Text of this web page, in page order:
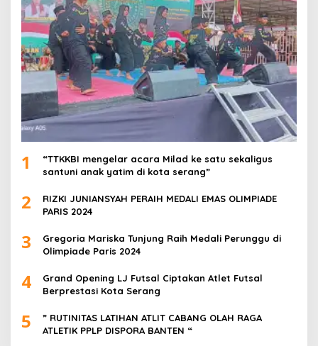
1
“TTKKBI mengelar acara Milad ke satu sekaligus
santuni anak yatim di kota serang”
2
RIZKI JUNIANSYAH PERAIH MEDALI EMAS OLIMPIADE
PARIS 2024
3
Gregoria Mariska Tunjung Raih Medali Perunggu di
Olimpiade Paris 2024
4
Grand Opening LJ Futsal Ciptakan Atlet Futsal
Berprestasi Kota Serang
5
” RUTINITAS LATIHAN ATLIT CABANG OLAH RAGA
ATLETIK PPLP DISPORA BANTEN “